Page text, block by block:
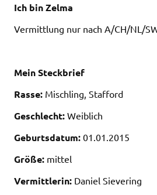
Ich bin Zelma
Vermittlung nur nach A/CH/NL/
Mein Steckbrief
Rasse: Mischling, Stafford
Geschlecht: Weiblich
Geburtsdatum: 01.01.2015
Größe: mittel
Vermittlerin: Daniel Sievering